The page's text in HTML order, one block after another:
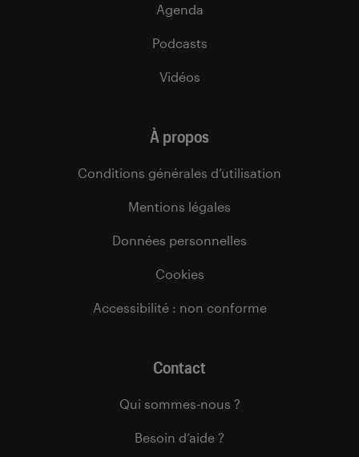
Agenda
Podcasts
Vidéos
À propos
Conditions générales d’utilisation
Mentions légales
Données personnelles
Cookies
Accessibilité : non conforme
Contact
Qui sommes-nous ?
Besoin d’aide ?